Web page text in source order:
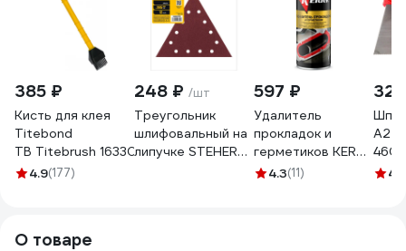
385 ₽
Кисть для клея
Titebond
TB Titebrush 16330
4.9(177)
248 ₽ /шт
Треугольник
шлифовальный на
липучке STEHER
597 ₽
Удалитель
прокладок и
герметиков KERRY
KR-969
4.3(11)
А2
4.1
О товаре